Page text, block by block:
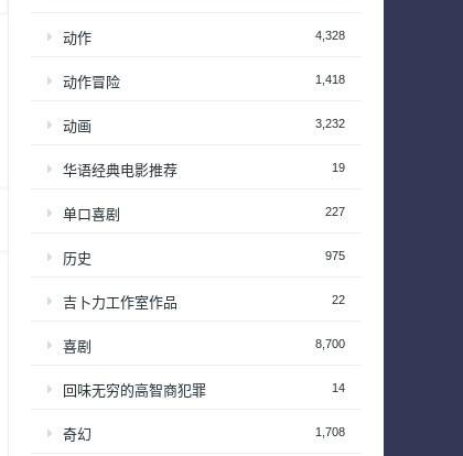
动作 4,328
动作冒险 1,418
动画 3,232
华语经典电影推荐 19
单口喜剧 227
历史 975
吉卜力工作室作品 22
喜剧 8,700
回味无穷的高智商犯罪 14
奇幻 1,708